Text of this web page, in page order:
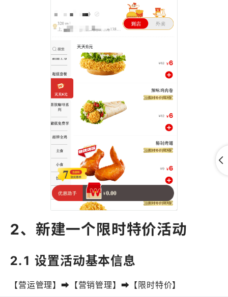
2、新建一个限时特价活动
2.1 设置活动基本信息
【营运管理】➡️【营销管理】➡️【限时特价】